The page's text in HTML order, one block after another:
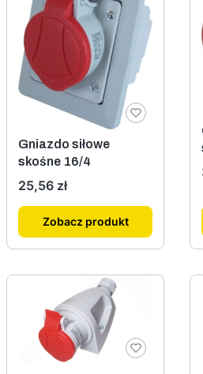
Gniazdo siłowe
skośne 16/4
Cena
25,56 zł
Zobacz produkt